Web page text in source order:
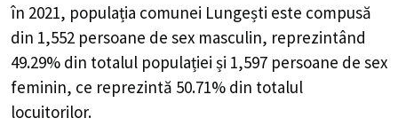
în 2021, populația comunei Lungești este compusă
din 1,552 persoane de sex masculin, reprezintând
49.29% din totalul populației și 1,597 persoane de sex
feminin, ce reprezintă 50.71% din totalul
locuitorilor.